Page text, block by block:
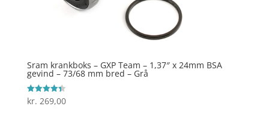
Sram krankboks – GXP Team – 1,37″ x 24mm BSA
gevind – 73/68 mm bred – Grå
Vurderet
4.4
kr. 269,00